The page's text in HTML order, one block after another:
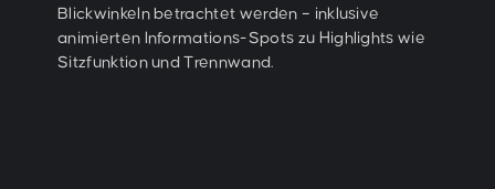
Blickwinkeln betrachtet werden – inklusive
animierten Informations-Spots zu Highlights wie
Sitzfunktion und Trennwand.